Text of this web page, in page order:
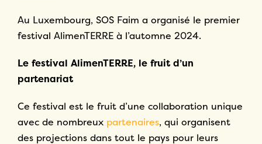
Au Luxembourg, SOS Faim a organisé le premier
festival AlimenTERRE à l’automne 2024.
Le festival AlimenTERRE, le fruit d’un
partenariat
Ce festival est le fruit d’une collaboration unique
avec de nombreux partenaires, qui organisent
des projections dans tout le pays pour leurs
le studio créatif lunivers